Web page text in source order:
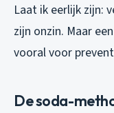
Laat ik eerlijk zijn:
zijn onzin. Maar
vooral voor
De soda-